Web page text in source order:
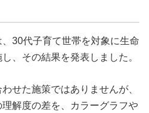
30代子育て世帯を対象に生命
、その結果を発表しました。
せた施策ではありませんが、
解度の差を、カラーグラフや